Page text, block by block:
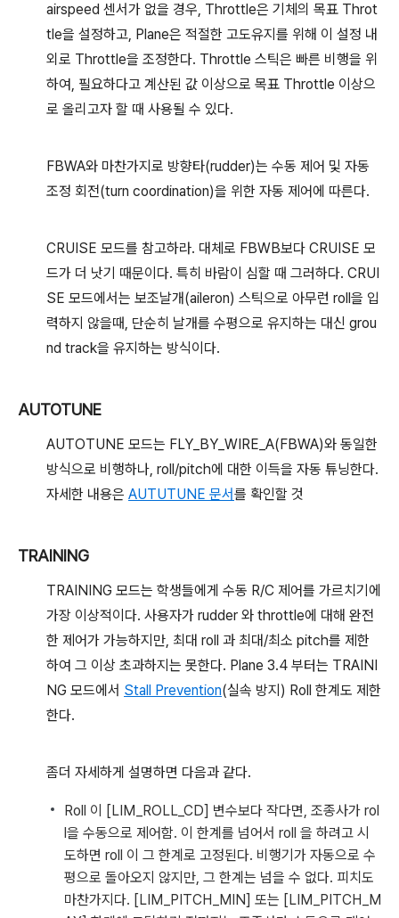
airspeed 센서가 없을 경우, Throttle은 기체의 목표 Throt
tle을 설정하고, Plane은 적절한 고도유지를 위해 이 설정 내
외로 Throttle을 조정한다. Throttle 스틱은 빠른 비행을 위
하여, 필요하다고 계산된 값 이상으로 목표 Throttle 이상으
로 올리고자 할 때 사용될 수 있다.
FBWA와 마찬가지로 방향타(rudder)는 수동 제어 및 자동
조정 회전(turn coordination)을 위한 자동 제어에 따른다.
CRUISE 모드를 참고하라. 대체로 FBWB보다 CRUISE 모
드가 더 낫기 때문이다. 특히 바람이 심할 때 그러하다. CRUI
SE 모드에서는 보조날개(aileron) 스틱으로 아무런 roll을 입
력하지 않을때, 단순히 날개를 수평으로 유지하는 대신 grou
nd track을 유지하는 방식이다.
AUTOTUNE
AUTOTUNE 모드는 FLY_BY_WIRE_A(FBWA)와 동일한
방식으로 비행하나, roll/pitch에 대한 이득을 자동 튜닝한다.
자세한 내용은 AUTUTUNE 문서를 확인할 것
TRAINING
TRAINING 모드는 학생들에게 수동 R/C 제어를 가르치기에
가장 이상적이다. 사용자가 rudder 와 throttle에 대해 완전
한 제어가 가능하지만, 최대 roll 과 최대/최소 pitch를 제한
하여 그 이상 초과하지는 못한다. Plane 3.4 부터는 TRAINI
NG 모드에서 Stall Prevention(실속 방지) Roll 한계도 제한
한다.
좀더 자세하게 설명하면 다음과 같다.
Roll 이 [LIM_ROLL_CD] 변수보다 작다면, 조종사가 rol
l을 수동으로 제어함. 이 한계를 넘어서 roll 을 하려고 시
도하면 roll 이 그 한계로 고정된다. 비행기가 자동으로 수
평으로 돌아오지 않지만, 그 한계는 넘을 수 없다. 피치도
마찬가지다. [LIM_PITCH_MIN] 또는 [LIM_PITCH_M